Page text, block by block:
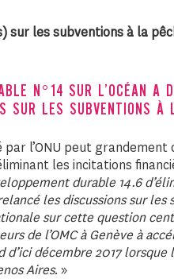
sur les subventions à la
N°14 SUR L’OCÉAN A
SUR LES SUBVENTIONS À
par l’ONU peut
les incitations
durable 14.6
les discussions sur
sur cette question
de l’OMC à Genève à
décembre 2017 lorsque
Aires. »